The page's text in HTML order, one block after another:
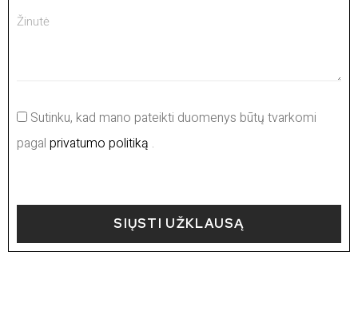
Sutinku, kad mano pateikti duomenys būtų tvarkomi
pagal privatumo politiką .
SIŲSTI UŽKLAUSĄ